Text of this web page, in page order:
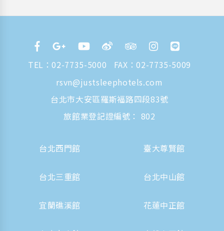
TEL：02-7735-5000
FAX：02-7735-5009
rsvn@justsleephotels.com
台北市大安區羅斯福路四段83號
旅館業登記證編號： 802
台北西門館 臺大尊賢館
台北三重館 台北中山館
宜蘭礁溪館 花蓮中正館